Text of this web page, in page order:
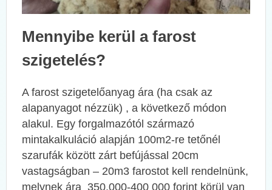
Mennyibe kerül a farost
szigetelés?
A farost szigetelőanyag ára (ha csak az
alapanyagot nézzük) , a következő módon
alakul. Egy forgalmazótól származó
mintakalkuláció alapján 100m2-re tetőnél
szarufák között zárt befújással 20cm
vastagságban – 20m3 farostot kell rendelnünk,
melynek ára 350.000-400 000 forint körül van